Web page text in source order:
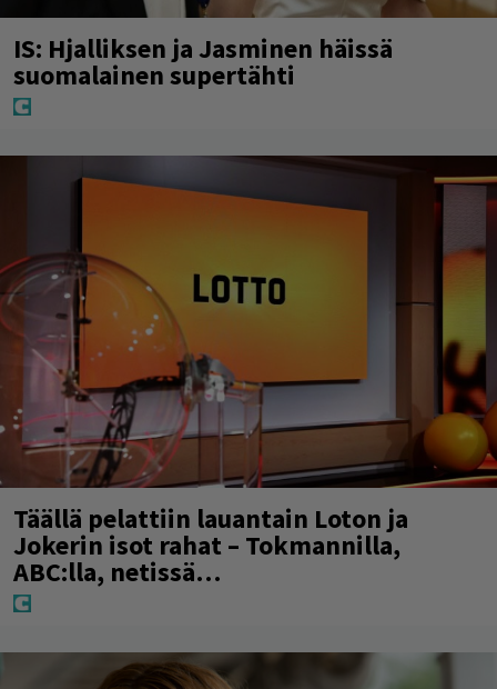
IS: Hjalliksen ja Jasminen häissä
suomalainen supertähti
Täällä pelattiin lauantain Loton ja
Jokerin isot rahat – Tokmannilla,
ABC:lla, netissä…